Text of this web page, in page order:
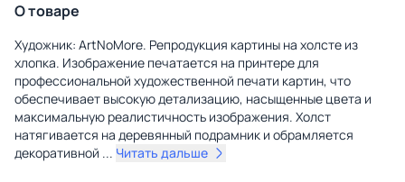
О товаре
Художник: ArtNoMore. Репродукция картины на холсте из
хлопка. Изображение печатается на принтере для
профессиональной художественной печати картин, что
обеспечивает высокую детализацию, насыщенные цвета и
максимальную реалистичность изображения. Холст
натягивается на деревянный подрамник и обрамляется
декоративной ... Читать дальше